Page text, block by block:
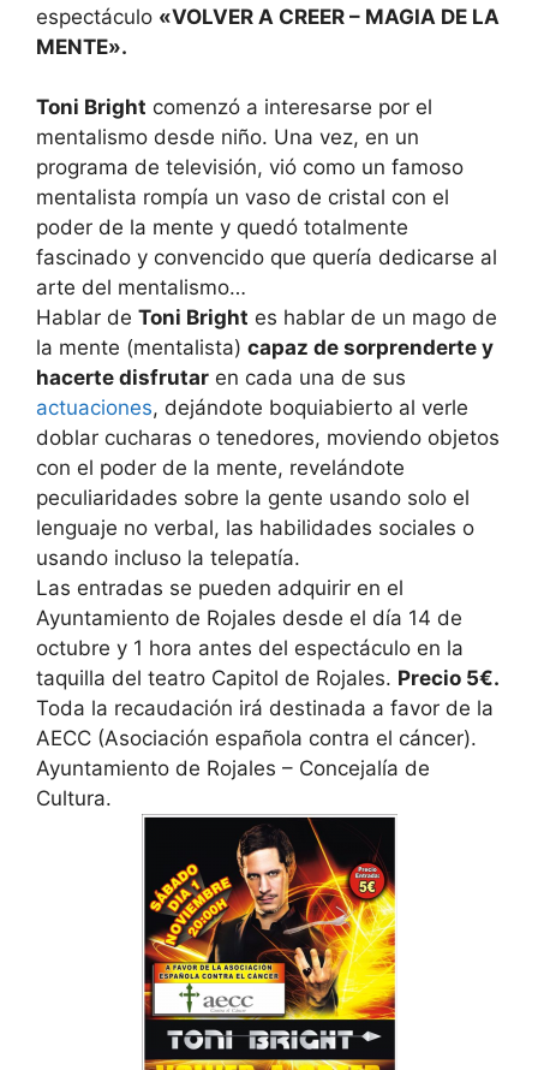
espectáculo «VOLVER A CREER – MAGIA DE LA
MENTE».
Toni Bright comenzó a interesarse por el
mentalismo desde niño. Una vez, en un
programa de televisión, vió como un famoso
mentalista rompía un vaso de cristal con el
poder de la mente y quedó totalmente
fascinado y convencido que quería dedicarse al
arte del mentalismo…
Hablar de Toni Bright es hablar de un mago de
la mente (mentalista) capaz de sorprenderte y
hacerte disfrutar en cada una de sus
actuaciones, dejándote boquiabierto al verle
doblar cucharas o tenedores, moviendo objetos
con el poder de la mente, revelándote
peculiaridades sobre la gente usando solo el
lenguaje no verbal, las habilidades sociales o
usando incluso la telepatía.
Las entradas se pueden adquirir en el
Ayuntamiento de Rojales desde el día 14 de
octubre y 1 hora antes del espectáculo en la
taquilla del teatro Capitol de Rojales. Precio 5€.
Toda la recaudación irá destinada a favor de la
AECC (Asociación española contra el cáncer).
Ayuntamiento de Rojales – Concejalía de
Cultura.